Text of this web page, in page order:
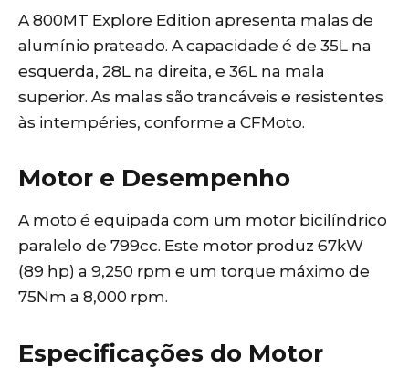
A 800MT Explore Edition apresenta malas de
alumínio prateado. A capacidade é de 35L na
esquerda, 28L na direita, e 36L na mala
superior. As malas são trancáveis e resistentes
às intempéries, conforme a CFMoto.
Motor e Desempenho
A moto é equipada com um motor bicilíndrico
paralelo de 799cc. Este motor produz 67kW
(89 hp) a 9,250 rpm e um torque máximo de
75Nm a 8,000 rpm.
Especificações do Motor